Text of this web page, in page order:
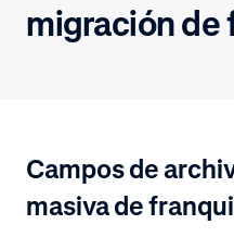
migración de
Campos de
masiva de